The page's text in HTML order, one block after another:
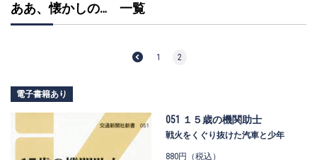
ああ、懐かしの… 一覧
1 2
電子書籍あり
051 １５歳の機関助士
戦火をくぐり抜けた汽車と少年
880円（税込）